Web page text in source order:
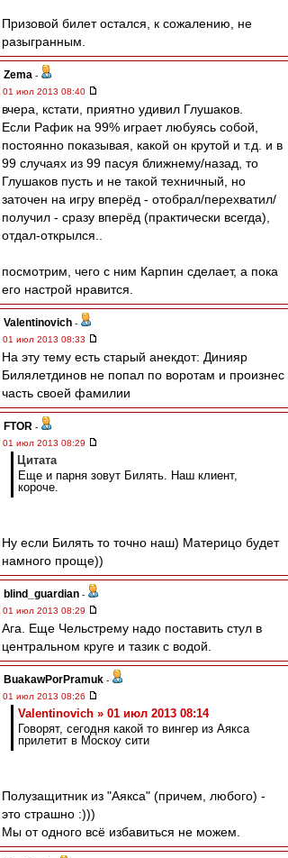
Призовой билет остался, к сожалению, не
разыгранным.
Zema -
01 июл 2013 08:40
вчера, кстати, приятно удивил Глушаков.
Если Рафик на 99% играет любуясь собой,
постоянно показывая, какой он крутой и т.д. и в
99 случаях из 99 пасуя ближнему/назад, то
Глушаков пусть и не такой техничный, но
заточен на игру вперёд - отобрал/перехватил/
получил - сразу вперёд (практически всегда),
отдал-открылся..
посмотрим, чего с ним Карпин сделает, а пока
его настрой нравится.
Valentinovich -
01 июл 2013 08:33
На эту тему есть старый анекдот: Динияр
Билялетдинов не попал по воротам и произнес
часть своей фамилии
FTOR -
01 июл 2013 08:29
Цитата
Еще и парня зовут Билять. Наш клиент,
короче.
Ну если Билять то точно наш) Материцо будет
намного проще))
blind_guardian -
01 июл 2013 08:29
Ага. Еще Чельстрему надо поставить стул в
центральном круге и тазик с водой.
BuakawPorPramuk -
01 июл 2013 08:26
Valentinovich » 01 июл 2013 08:14
Говорят, сегодня какой то вингер из Аякса
прилетит в Москоу сити
Полузащитник из "Аякса" (причем, любого) -
это страшно :)))
Мы от одного всё избавиться не можем.